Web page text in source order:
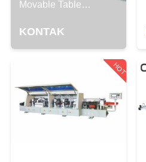
PABRIK
KONTROL
HUBUNGI
KAMI
Movable Table
Cina
KONTAK
HOT